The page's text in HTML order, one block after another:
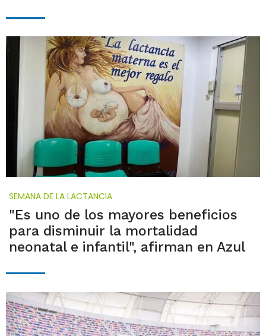
SEMANA DE LA LACTANCIA
"Es uno de los mayores beneficios
para disminuir la mortalidad
neonatal e infantil", afirman en Azul